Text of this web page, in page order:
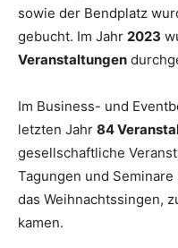
sowie der Bendplatz
gebucht. Im Jahr 2023
Veranstaltungen
Im Business- und
letzten Jahr 84
gesellschaftliche
Tagungen und
das Weihnachtssingen,
kamen.